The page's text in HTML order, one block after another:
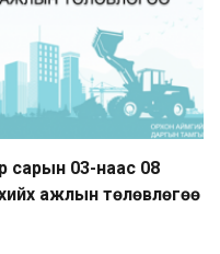
сарын 03-наас 08
ажлын төлөвлөгөө